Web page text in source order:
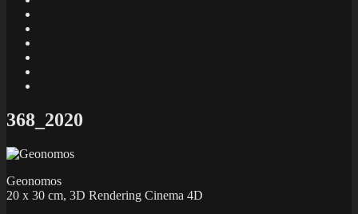
X
368_2020
Geonomos
20 x 30 cm, 3D Rendering Cinema 4D